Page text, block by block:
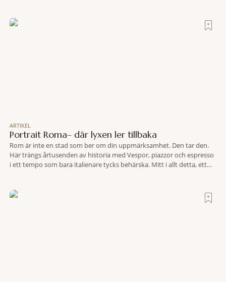
travel när det
ARTIKEL
Portrait Roma– där lyxen ler tillbaka
Rom är inte en stad som ber om din uppmärksamhet. Den tar den.
Här trängs årtusenden av historia med Vespor, piazzor och espresso
i ett tempo som bara italienare tycks behärska. Mitt i allt detta, ett